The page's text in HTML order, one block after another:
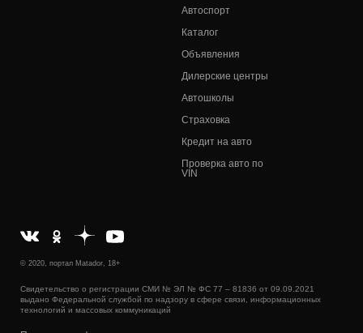
Автоспорт
Каталог
Объявления
Дилерские центры
Автошколы
Страховка
Кредит на авто
Проверка авто по
VIN
© 2020, портал Matador, 18+
Свидетельство о регистрации СМИ № ЭЛ № ФС 77 – 81836 от 09.09.2021
выдано Федеральной службой по надзору в сфере связи, информационных
технологий и массовых коммуникаций